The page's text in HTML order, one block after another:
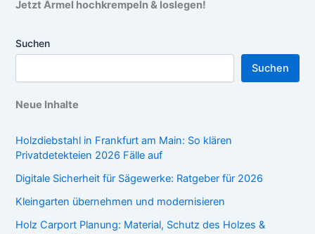
Jetzt Ärmel hochkrempeln & loslegen!
Suchen
Suchen
Neue Inhalte
Holzdiebstahl in Frankfurt am Main: So klären
Privatdetekteien 2026 Fälle auf
Digitale Sicherheit für Sägewerke: Ratgeber für 2026
Kleingarten übernehmen und modernisieren
Holz Carport Planung: Material, Schutz des Holzes &